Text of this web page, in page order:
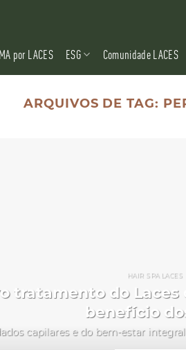
por LACES ESG Comunidade LACES
ARQUIVOS DE TAG:
HAIR SPA LACES
tratamento do
benefício
capilares e do bem-estar